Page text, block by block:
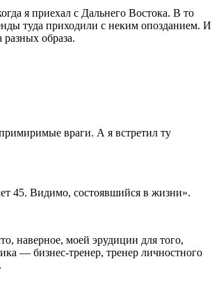
я приехал с Дальнего Востока. В то
туда приходили с неким опозданием. И
образа.
враги. А я встретил ту
45. Видимо, состоявшийся в жизни».
наверное, моей эрудиции для того,
— бизнес-тренер, тренер личностного